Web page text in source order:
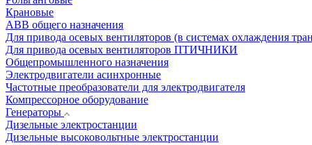
Крановые
АВВ общего назначения
Для привода осевых вентиляторов (в системах охлаждения
Для привода осевых вентиляторов ПТИЧНИКИ
Общепромышленного назначения
Электродвигатели асинхронные
Частотные преобразователи для электродвигателя
Компрессорное оборудование
Генераторы
Дизельные электростанции
Дизельные высоковольтные электростанции